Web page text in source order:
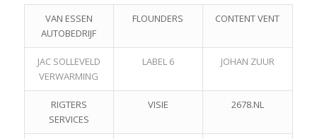
VAN ESSEN
AUTOBEDRIJF
FLOUNDERS CONTENT VENT
JAC SOLLEVELD
VERWARMING
LABEL 6 JOHAN ZUUR
RIGTERS
SERVICES
VISIE 2678.NL